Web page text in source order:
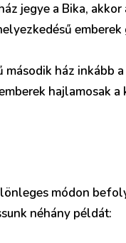
jegye a Bika,
második ház inkább
hajlamosak
módon
néhány példát: